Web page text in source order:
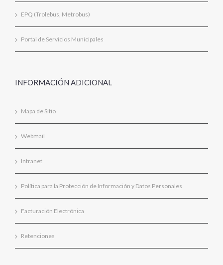
EPQ (Trolebus, Metrobus)
Portal de Servicios Municipales
INFORMACIÓN ADICIONAL
Mapa de Sitio
Webmail
Intranet
Política para la Protección de Información y Datos Personales
Facturación Electrónica
Retenciones